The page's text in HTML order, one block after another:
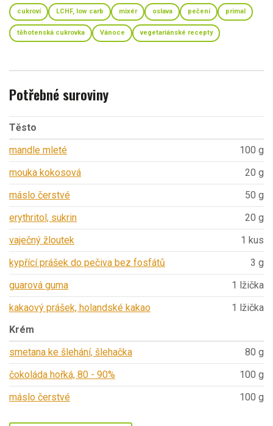
cukroví LCHF, low carb mixér oslava pečení primal
těhotenská cukrovka Vánoce vegetariánské recepty
Potřebné suroviny
Těsto
mandle mleté
100 g
mouka kokosová
20 g
máslo čerstvé
50 g
erythritol, sukrin
20 g
vaječný žloutek
1 kus
kypřící prášek do pečiva bez fosfátů
3 g
guarová guma
1 lžička
kakaový prášek, holandské kakao
1 lžička
Krém
smetana ke šlehání, šlehačka
80 g
čokoláda hořká, 80 - 90%
100 g
máslo čerstvé
100 g